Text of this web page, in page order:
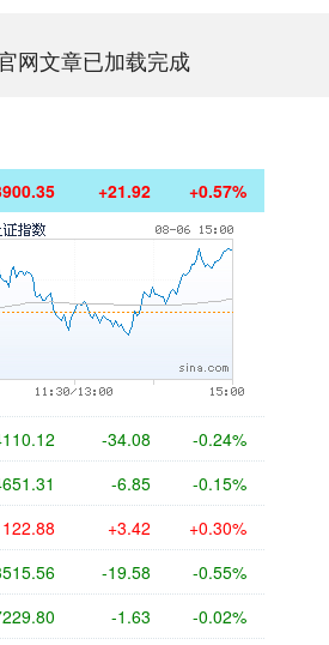
网文章已加载完成
+21.92 +0.57%
-34.08 -0.24%
-6.85 -0.15%
+3.42 +0.30%
-19.58 -0.55%
-1.63 -0.02%